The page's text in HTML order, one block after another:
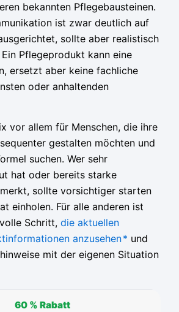
bekannten Pflegebausteinen.
ist zwar deutlich auf
sollte aber realistisch
Pflegeprodukt kann eine
ersetzt aber keine fachliche
oder anhaltenden
vor allem für Menschen, die ihre
gestalten möchten und
suchen. Wer sehr
hat oder bereits starke
sollte vorsichtiger starten
einholen. Für alle anderen ist
Schritt, die aktuellen
anzusehen* und
mit der eigenen Situation
60 % Rabatt